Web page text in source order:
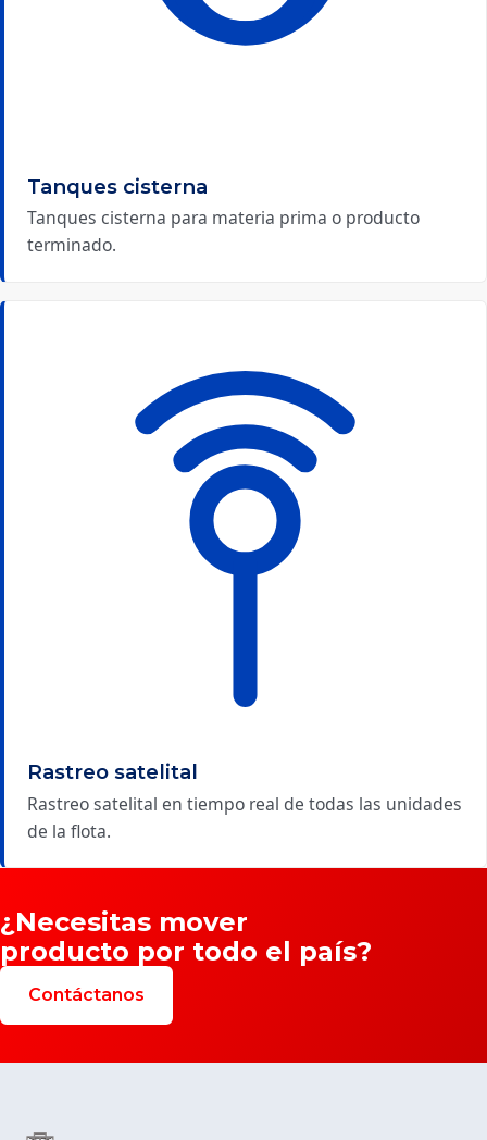
Tanques cisterna
Tanques cisterna para materia prima o producto
terminado.
Rastreo satelital
Rastreo satelital en tiempo real de todas las unidades
de la flota.
¿Necesitas mover
producto por todo el país?
Contáctanos